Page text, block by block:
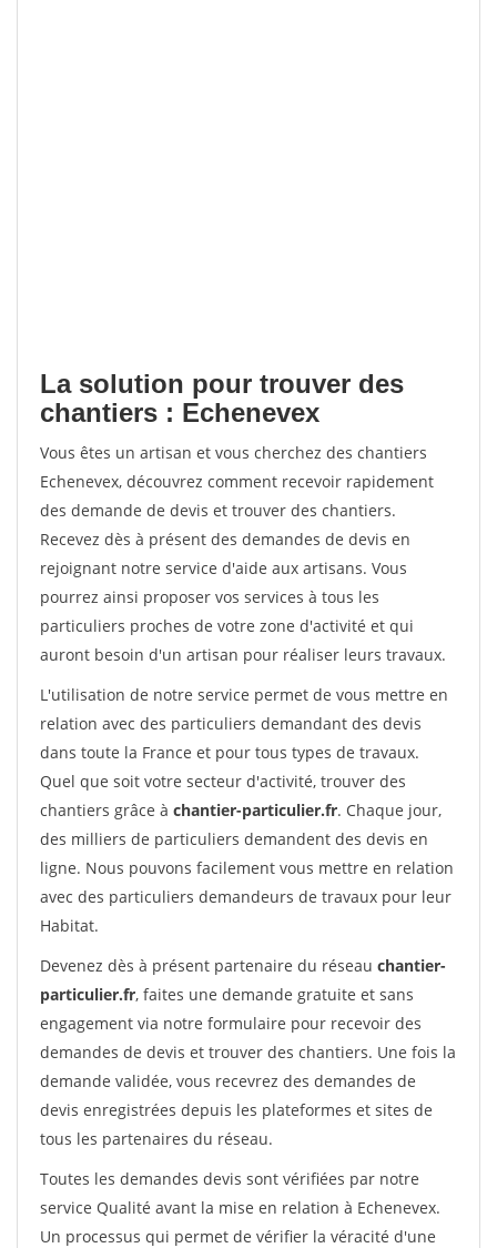
La solution pour trouver des
chantiers : Echenevex
Vous êtes un artisan et vous cherchez des chantiers
Echenevex, découvrez comment recevoir rapidement
des demande de devis et trouver des chantiers.
Recevez dès à présent des demandes de devis en
rejoignant notre service d'aide aux artisans. Vous
pourrez ainsi proposer vos services à tous les
particuliers proches de votre zone d'activité et qui
auront besoin d'un artisan pour réaliser leurs travaux.
L'utilisation de notre service permet de vous mettre en
relation avec des particuliers demandant des devis
dans toute la France et pour tous types de travaux.
Quel que soit votre secteur d'activité, trouver des
chantiers grâce à chantier-particulier.fr. Chaque jour,
des milliers de particuliers demandent des devis en
ligne. Nous pouvons facilement vous mettre en relation
avec des particuliers demandeurs de travaux pour leur
Habitat.
Devenez dès à présent partenaire du réseau chantier-
particulier.fr, faites une demande gratuite et sans
engagement via notre formulaire pour recevoir des
demandes de devis et trouver des chantiers. Une fois la
demande validée, vous recevrez des demandes de
devis enregistrées depuis les plateformes et sites de
tous les partenaires du réseau.
Toutes les demandes devis sont vérifiées par notre
service Qualité avant la mise en relation à Echenevex.
Un processus qui permet de vérifier la véracité d'une